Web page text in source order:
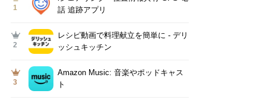
1
話 追跡アプリ
2
レシピ動画で料理献立を簡単‪に - デリ
ッシュキッチン
3
Amazon Music: 音楽やポッドキャス
ト